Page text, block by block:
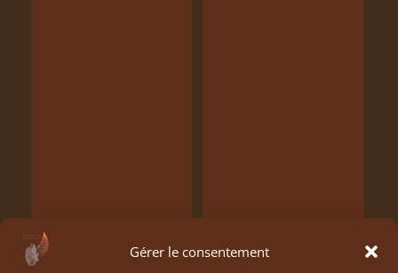
Gérer le consentement